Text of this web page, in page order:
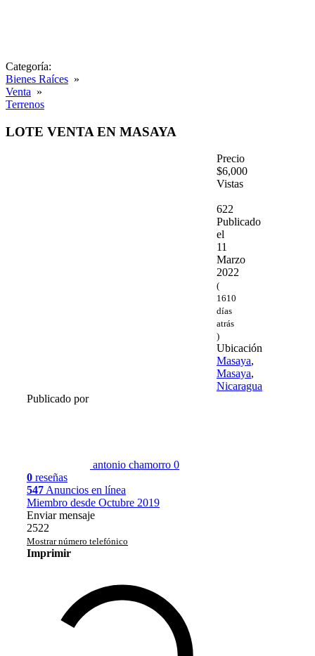
Categoría:
Bienes Raíces »
Venta »
Terrenos
LOTE VENTA EN MASAYA
Precio
$6,000
Vistas
622
Publicado
el
11
Marzo
2022
(
1610
días
atrás
)
Ubicación
Masaya,
Masaya,
Nicaragua
Publicado por
antonio chamorro 0
0 reseñas
547 Anuncios en línea
Miembro desde Octubre 2019
Enviar mensaje
2522
Mostrar número telefónico
Imprimir